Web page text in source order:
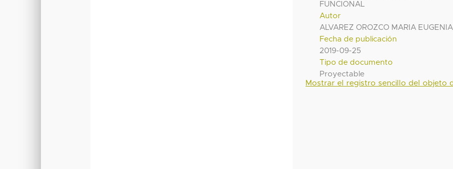
FUNCIONAL
Autor
ALVAREZ OROZCO MARIA EUGENIA
Fecha de publicación
2019-09-25
Tipo de documento
Proyectable
Mostrar el registro sencillo del objeto